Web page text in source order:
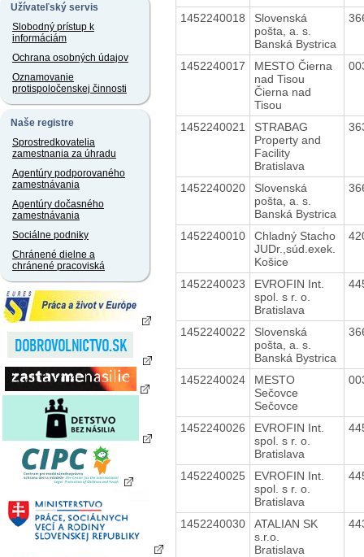
Užívateľský servis
Slobodný prístup k
informáciám
Ochrana osobných údajov
Oznamovanie
protispoločenskej činnosti
Naše registre
Sprostredkovatelia
zamestnania za úhradu
Agentúry podporovaného
zamestnávania
Agentúry dočasného
zamestnávania
Sociálne podniky
Chránené dielne a
chránené pracoviská
1452240018
Slovenská
pošta, a. s.
Banská Bystrica
1452240017
MESTO Čierna
nad Tisou
Čierna nad
Tisou
1452240021
STRABAG
Property and
Facility
Bratislava
1452240020
Slovenská
pošta, a. s.
Banská Bystrica
1452240010
Chladný Stacho
JUDr.,súd.exek.
Košice
1452240023
EVROFIN Int.
spol. s r. o.
Bratislava
1452240022
Slovenská
pošta, a. s.
Banská Bystrica
1452240024
MESTO
Sečovce
Sečovce
1452240026
EVROFIN Int.
spol. s r. o.
Bratislava
1452240025
EVROFIN Int.
spol. s r. o.
Bratislava
1452240030
ATALIAN SK
s.r.o.
Bratislava